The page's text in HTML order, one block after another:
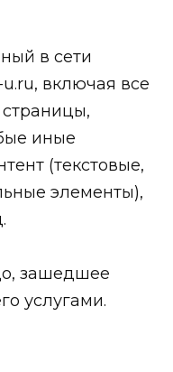
в сети
включая все
иные
(текстовые,
элементы),
зашедшее
услугами.